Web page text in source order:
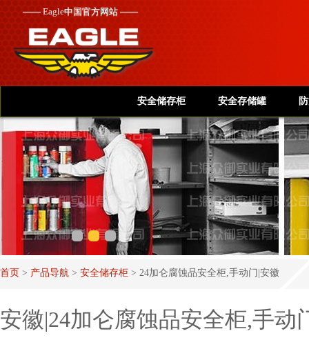
——Eagle中国官方网站 ——
安全储存柜 安全存储罐
首页 > 产品导航 > 安全储存柜 > 24加仑腐蚀品安全柜,手动门|安徽
安徽|24加仑腐蚀品安全柜,手动